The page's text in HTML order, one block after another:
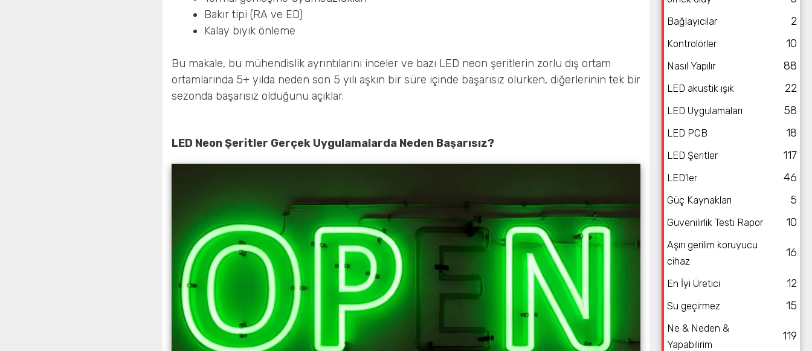
Bakır tipi (RA ve ED)
Kalay bıyık önleme
Bu makale, bu mühendislik ayrıntılarını inceler ve bazı LED neon şeritlerin zorlu dış ortam
ortamlarında 5+ yılda neden son 5 yılı aşkın bir süre içinde başarısız olurken, diğerlerinin tek bir
sezonda başarısız olduğunu açıklar.
LED Neon Şeritler Gerçek Uygulamalarda Neden Başarısız?
Bağlayıcılar 2
Kontrolörler 10
Nasıl Yapılır 88
LED akustik ışık 22
LED Uygulamaları 58
LED PCB 18
LED Şeritler 117
LED'ler 46
Güç Kaynakları 5
Güvenilirlik Testi Rapor 10
Aşırı gerilim koruyucu
cihaz
16
En İyi Üretici 12
Su geçirmez 15
Ne & Neden &
Yapabilirim
119